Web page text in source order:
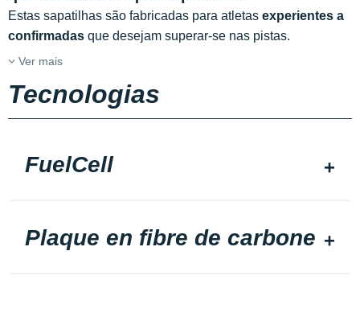
Estas sapatilhas são fabricadas para atletas experientes a
confirmadas que desejam superar-se nas pistas.
Ver mais
Tecnologias
FuelCell
Plaque en fibre de carbone